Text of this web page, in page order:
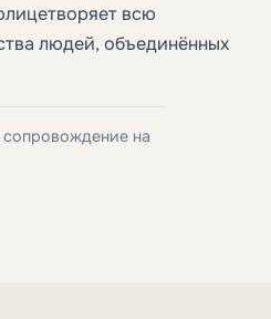
всю
людей, объединённых
на